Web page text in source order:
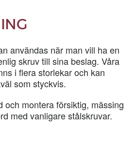
användas när man vill ha en
skruv till sina beslag. Våra
i flera storlekar och kan
som styckvis.
och montera försiktig, mässing
med vanligare stålskruvar.